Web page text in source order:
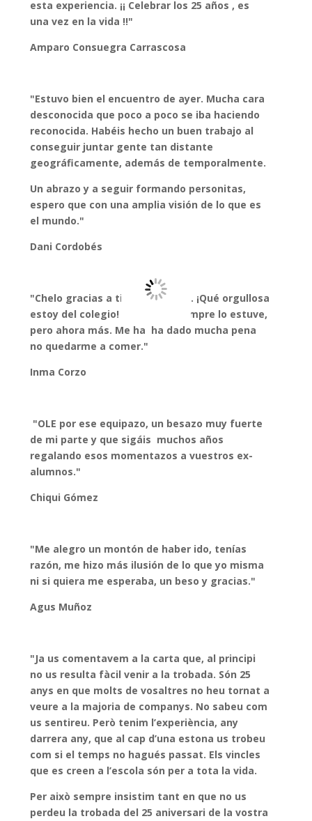
esta experiencia. ¡¡ Celebrar los 25 años , es
una vez en la vida !!"
Amparo Consuegra Carrascosa
"Estuvo bien el encuentro de ayer. Mucha cara
desconocida que poco a poco se iba haciendo
reconocida. Habéis hecho un buen trabajo al
conseguir juntar gente tan distante
geográficamente, además de temporalmente.
Un abrazo y a seguir formando personitas,
espero que con una amplia visión de lo que es
el mundo."
Dani Cordobés
"Chelo gracias a ti y a tu equipo. ¡Qué orgullosa
estoy del colegio! De hecho siempre lo estuve,
pero ahora más. Me ha ha dado mucha pena
no quedarme a comer."
Inma Corzo
"OLE por ese equipazo, un besazo muy fuerte
de mi parte y que sigáis muchos años
regalando esos momentazos a vuestros ex-
alumnos."
Chiqui Gómez
"Me alegro un montón de haber ido, tenías
razón, me hizo más ilusión de lo que yo misma
ni si quiera me esperaba, un beso y gracias."
Agus Muñoz
"Ja us comentavem a la carta que, al principi
no us resulta fàcil venir a la trobada. Són 25
anys en que molts de vosaltres no heu tornat a
veure a la majoria de companys. No sabeu com
us sentireu. Però tenim l’experiència, any
darrera any, que al cap d’una estona us trobeu
com si el temps no hagués passat. Els vincles
que es creen a l’escola són per a tota la vida.
Per això sempre insistim tant en que no us
perdeu la trobada del 25 aniversari de la vostra